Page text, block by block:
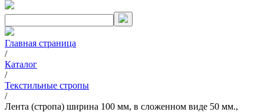
Главная страница
/
Каталог
/
Текстильные стропы
/
Лента (стропа) ширина 100 мм, в сложенном виде 50 мм.,